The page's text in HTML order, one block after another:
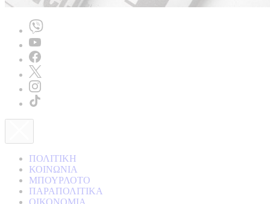
ΠΟΛΙΤΙΚΗ
ΚΟΙΝΩΝΙΑ
ΜΠΟΥΡΛΟΤΟ
ΠΑΡΑΠΟΛΙΤΙΚΑ
ΟΙΚΟΝΟΜΙΑ